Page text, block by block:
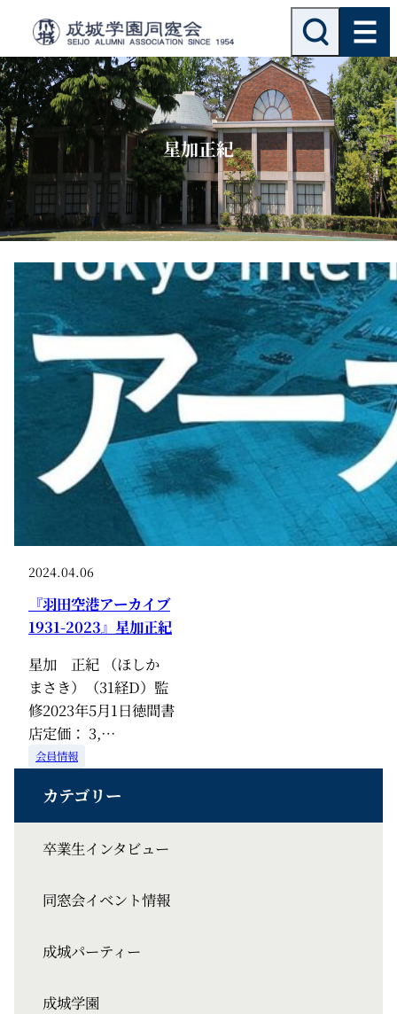
を
ス
キ
ッ
プ
索
星加正紀
2024.04.06
『羽田空港アーカイブ
1931-2023』星加正紀
星加 正紀 （ほしか
まさき）（31経D）監
修2023年5月1日徳間書
店定価： 3,…
会員情報
卒業生インタビュー
同窓会イベント情報
成城パーティー
成城学園